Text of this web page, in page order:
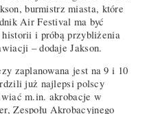
burmistrz miasta, które
Air Festival ma być
i próbą przybliżenia
– dodaje Jakson.
zaplanowana jest na 9 i 10
już najlepsi polscy
m.in. akrobacje w
Zespołu Akrobacyjnego